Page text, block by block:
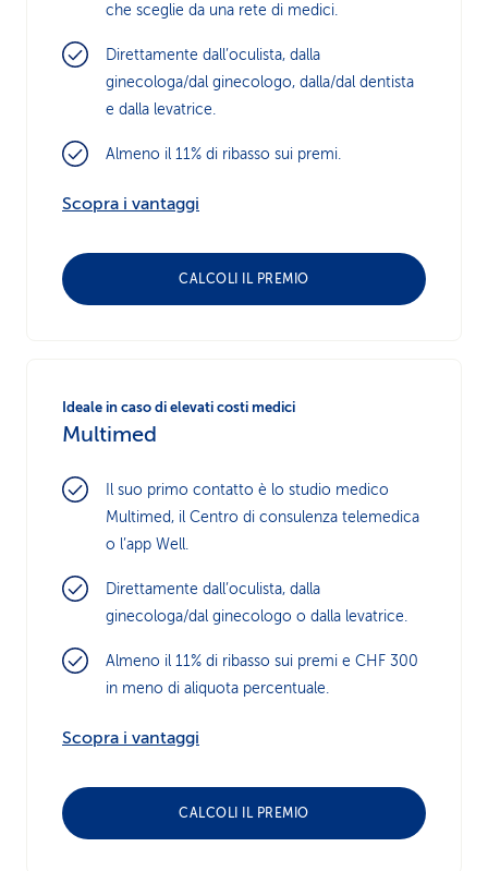
che sceglie da una rete di medici.
Direttamente dall’oculista, dalla
ginecologa/dal ginecologo, dalla/dal dentista
e dalla levatrice.
Almeno il 11% di ribasso sui premi.
Scopra i vantaggi
CALCOLI IL PREMIO
Ideale in caso di elevati costi medici
Multimed
Il suo primo contatto è lo studio medico
Multimed, il Centro di consulenza telemedica
o l’app Well.
Direttamente dall’oculista, dalla
ginecologa/dal ginecologo o dalla levatrice.
Almeno il 11% di ribasso sui premi e CHF 300
in meno di aliquota percentuale.
Scopra i vantaggi
CALCOLI IL PREMIO